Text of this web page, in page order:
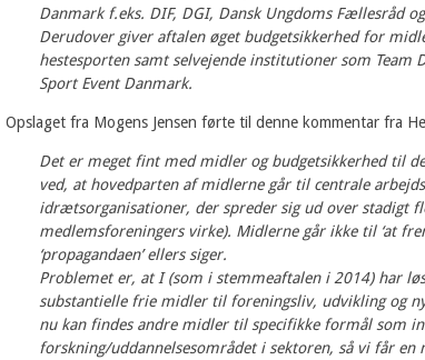
Danmark f.eks. DIF, DGI, Dansk Ungdoms Fællesråd
Derudover giver aftalen øget budgetsikkerhed for
hestesporten samt selvejende institutioner som Team
Sport Event Danmark.
Opslaget fra Mogens Jensen førte til denne kommentar fra
Det er meget fint med midler og budgetsikkerhed til
ved, at hovedparten af midlerne går til centrale
idrætsorganisationer, der spreder sig ud over stadigt
medlemsforeningers virke). Midlerne går ikke til ‘at
‘propagandaen’ ellers siger.
Problemet er, at I (som i stemmeaftalen i 2014) har
substantielle frie midler til foreningsliv, udvikling og
nu kan findes andre midler til specifikke formål som
forskning/uddannelsesområdet i sektoren, så vi får